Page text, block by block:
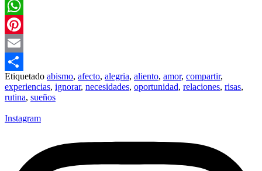
LinkedIn
WhatsApp
Pinterest
Email
Compartir
Etiquetado abismo, afecto, alegria, aliento, amor, compartir,
experiencias, ignorar, necesidades, oportunidad, relaciones, risas,
rutina, sueños
Instagram